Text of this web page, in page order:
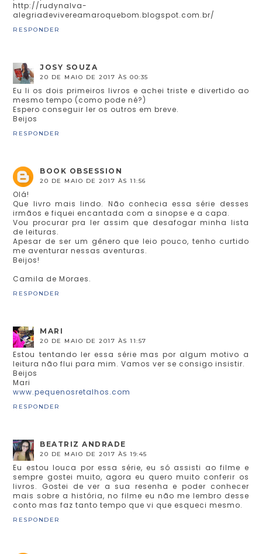
http://rudynalva-
alegriadevivereamaroquebom.blogspot.com.br/
RESPONDER
JOSY SOUZA
20 DE MAIO DE 2017 ÀS 00:35
Eu li os dois primeiros livros e achei triste e divertido ao
mesmo tempo (como pode né?)
Espero conseguir ler os outros em breve.
Beijos
RESPONDER
BOOK OBSESSION
20 DE MAIO DE 2017 ÀS 11:56
Olá!
Que livro mais lindo. Não conhecia essa série desses
irmãos e fiquei encantada com a sinopse e a capa.
Vou procurar pra ler assim que desafogar minha lista
de leituras.
Apesar de ser um gênero que leio pouco, tenho curtido
me aventurar nessas aventuras.
Beijos!
Camila de Moraes.
RESPONDER
MARI
20 DE MAIO DE 2017 ÀS 11:57
Estou tentando ler essa série mas por algum motivo a
leitura não flui para mim. Vamos ver se consigo insistir.
Beijos
Mari
www.pequenosretalhos.com
RESPONDER
BEATRIZ ANDRADE
20 DE MAIO DE 2017 ÀS 19:45
Eu estou louca por essa série, eu só assisti ao filme e
sempre gostei muito, agora eu quero muito conferir os
livros. Gostei de ver a sua resenha e poder conhecer
mais sobre a história, no filme eu não me lembro desse
conto mas faz tanto tempo que vi que esqueci mesmo.
RESPONDER